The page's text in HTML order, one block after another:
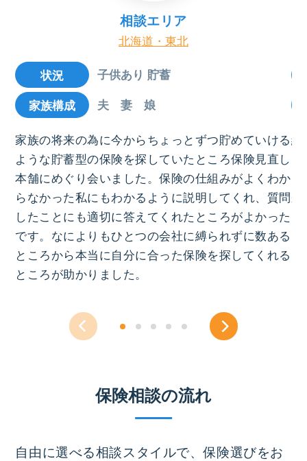
相談エリア
北海道・東北
状況
子供あり 貯蓄
家族構成
夫 妻 娘
家族の将来の為に今からちょっとずつ貯めていける
ような貯蓄型の保険を探していたところ保険見直し
本舗にめぐり会いました。保険の仕組みがよくわか
らなかった私にもわかるように説明してくれ、質問
したことにも適切に答えてくれたところがよかった
です。なによりもひとつの会社に縛られずに数ある
ところから本当に自分に合った保険を探してくれる
ところが助かりました。
結
来
保険相談の流れ
自由に選べる相談スタイルで、保険選びをお